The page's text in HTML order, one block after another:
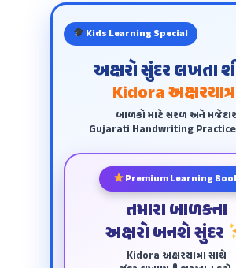
Kids Learning Special
અક્ષરો સુંદર લખતા
Kidora
બાળકો માટે સરળ અને મજેદાર
Gujarati Handwriting
Premium Learning
તમારા બાળકના
અક્ષરો બનશે સુંદર
Kidora અક્ષરયાત્રા સાથે